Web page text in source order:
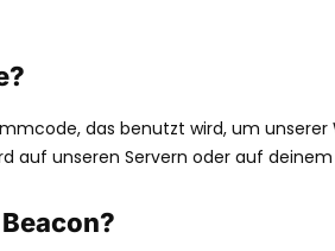
das benutzt wird, um
auf unseren Servern oder auf